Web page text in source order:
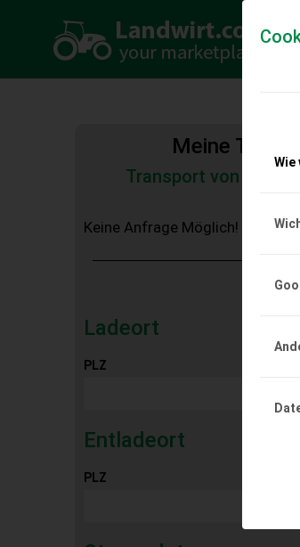
Wie
Meine
Transport von Land-
Keine Anfrage Möglich!
Ladeort
PLZ
Entladeort
PLZ